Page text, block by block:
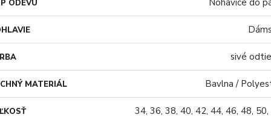
ODEVU Nohavice do
sivé
MATERIÁL Bavlna /
34, 36, 38, 40, 42, 44, 46, 48,